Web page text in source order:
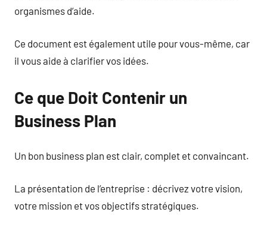
organismes d’aide.
Ce document est également utile pour vous-même, car
il vous aide à clarifier vos idées.
Ce que Doit Contenir un
Business Plan
Un bon business plan est clair, complet et convaincant.
La présentation de l’entreprise : décrivez votre vision,
votre mission et vos objectifs stratégiques.